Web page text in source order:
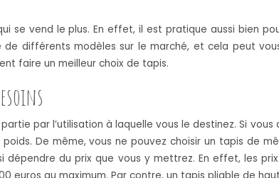
se vend le plus. En effet, il est pratique aussi bien
différents modèles sur le marché, et cela peut
faire un meilleur choix de tapis.
par l’utilisation à laquelle vous le destinez. Si
De même, vous ne pouvez choisir un tapis de
dépendre du prix que vous y mettrez. En effet, les